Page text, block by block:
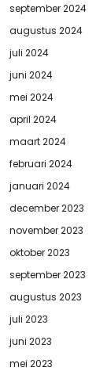
september 2024
augustus 2024
juli 2024
juni 2024
mei 2024
april 2024
maart 2024
februari 2024
januari 2024
december 2023
november 2023
oktober 2023
september 2023
augustus 2023
juli 2023
juni 2023
mei 2023